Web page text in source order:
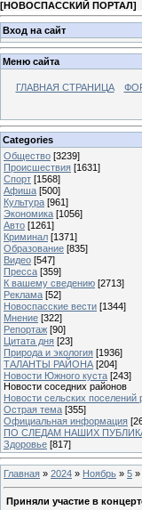
[НОВОСПАССКИЙ ПОРТАЛ]
Вход на сайт
Меню сайта
ГЛАВНАЯ СТРАНИЦА
Categories
Общество [3239]
Происшествия [1631]
Спорт [1568]
Афиша [500]
Культура [961]
Экономика [1056]
Авто [1261]
Криминал [1371]
Образование [835]
Видео [547]
Пресса [359]
К вашему сведению [2713]
Реклама [52]
Новоспасские вести [1344]
Мнение [322]
Репортаж [90]
Цитата дня [23]
Природа и экология [1936]
ТАЛАНТЫ РАЙОНА [204]
Новости Южного куста [243]
Новости соседних районов
Новости сельских поселений
Острая тема [355]
Официальная информация
ПО СЛЕДАМ НАШИХ
Здоровье [817]
Главная » 2024 » Ноябрь » 5 »
Приняли участие в